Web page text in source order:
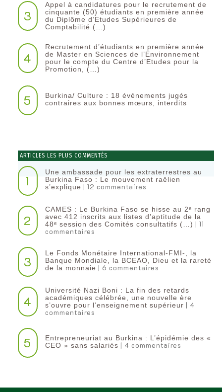
3
Appel à candidatures pour le recrutement de
cinquante (50) étudiants en première année
du Diplôme d’Etudes Supérieures de
Comptabilité (…)
4
Recrutement d’étudiants en première année
de Master en Sciences de l’Environnement
pour le compte du Centre d’Etudes pour la
Promotion, (…)
5
Burkina/ Culture : 18 événements jugés
contraires aux bonnes mœurs, interdits
ARTICLES LES PLUS COMMENTÉS
1
Une ambassade pour les extraterrestres au
Burkina Faso : Le mouvement raëlien
s’explique
| 12 commentaires
2
CAMES : Le Burkina Faso se hisse au 2ᵉ rang
avec 412 inscrits aux listes d’aptitude de la
48ᵉ session des Comités consultatifs (…)
| 11
commentaires
3
Le Fonds Monétaire International-FMI-, la
Banque Mondiale, la BCEAO, Dieu et la rareté
de la monnaie
| 6 commentaires
4
Université Nazi Boni : La fin des retards
académiques célébrée, une nouvelle ère
s’ouvre pour l’enseignement supérieur | 4
commentaires
5
Entrepreneuriat au Burkina : L’épidémie des «
CEO » sans salariés | 4 commentaires